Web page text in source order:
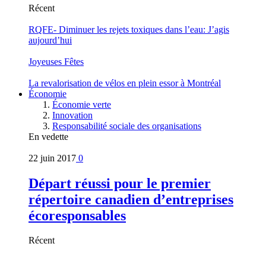
Récent
RQFE- Diminuer les rejets toxiques dans l’eau: J’agis
aujourd’hui
Joyeuses Fêtes
La revalorisation de vélos en plein essor à Montréal
Économie
Économie verte
Innovation
Responsabilité sociale des organisations
En vedette
22 juin 2017 0
Départ réussi pour le premier
répertoire canadien d’entreprises
écoresponsables
Récent